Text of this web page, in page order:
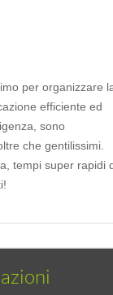
per organizzare
efficiente ed
sono
che gentilissimi.
tempi super rapidi